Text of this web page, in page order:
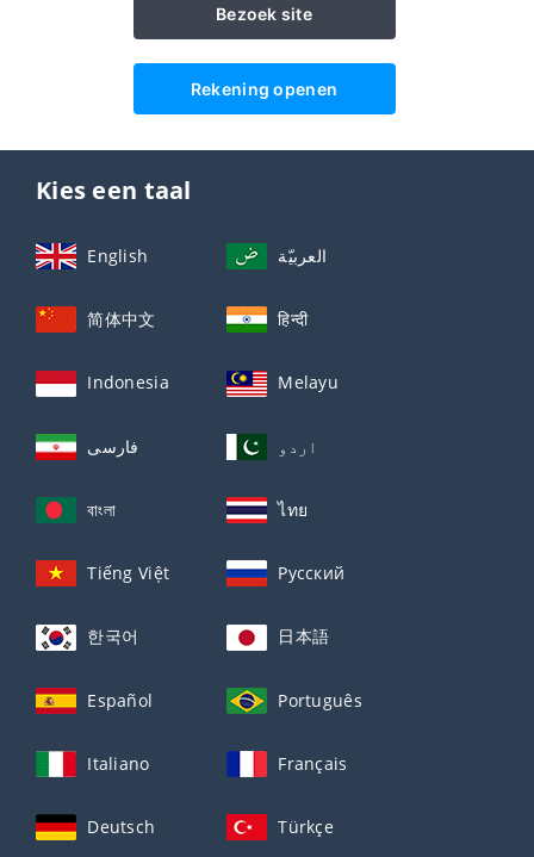
Bezoek site
Rekening openen
Kies een taal
English العربيّة
简体中文 हिन्दी
Indonesia Melayu
فارسی اردو
বাংলা ไทย
Tiếng Việt Русский
한국어 日本語
Español Português
Italiano Français
Deutsch Türkçe